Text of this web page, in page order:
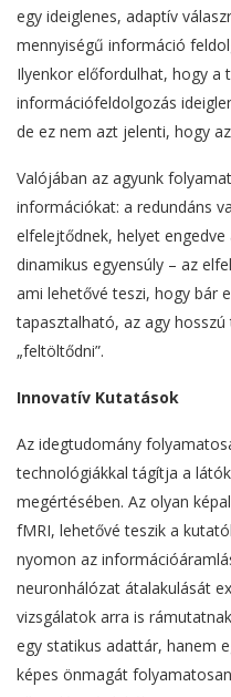
egy ideiglenes, adaptív
mennyiségű információ
Ilyenkor előfordulhat, hogy a
információfeldolgozás
de ez nem azt jelenti, hogy
Valójában az agyunk
információkat: a redundáns
elfelejtődnek, helyet
dinamikus egyensúly – az
ami lehetővé teszi, hogy bár
tapasztalható, az agy
„feltöltődni”.
Innovatív Kutatások
Az idegtudomány
technológiákkal tágítja a
megértésében. Az olyan
fMRI, lehetővé teszik a
nyomon az
neuronhálózat átalakulását
vizsgálatok arra is
egy statikus adattár, hanem
képes önmagát